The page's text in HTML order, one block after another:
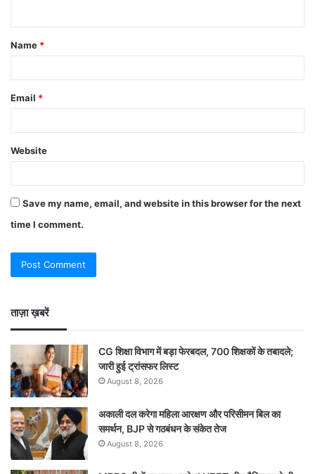
Name *
Email *
Website
Save my name, email, and website in this browser for the next
time I comment.
ताज़ा ख़बरें
CG शिक्षा विभाग में बड़ा फेरबदल, 700 शिक्षकों के तबादले;
जारी हुई ट्रांसफर लिस्ट
August 8, 2026
अकाली दल करेगा महिला आरक्षण और परिसीमन बिल का
समर्थन, BJP से गठबंधन के संकेत तेज
August 8, 2026